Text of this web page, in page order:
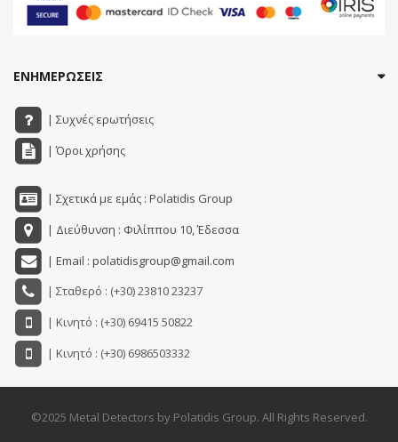
ΕΝΗΜΕΡΩΣΕΙΣ
| Συχνές ερωτήσεις
| Όροι χρήσης
| Σχετικά με εμάς : Polatidis Group
| Διεύθυνση : Φιλίππου 10, Έδεσσα
| Email : polatidisgroup@gmail.com
| Σταθερό : (+30) 23810 23237
| Κινητό : (+30) 69415 50822
| Κινητό : (+30) 6986503332
©2025 Metal Detectors by Polatidis Group. All Rights Reserved.